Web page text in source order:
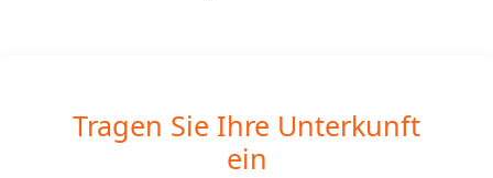
Tragen Sie Ihre Unterkunft
ein